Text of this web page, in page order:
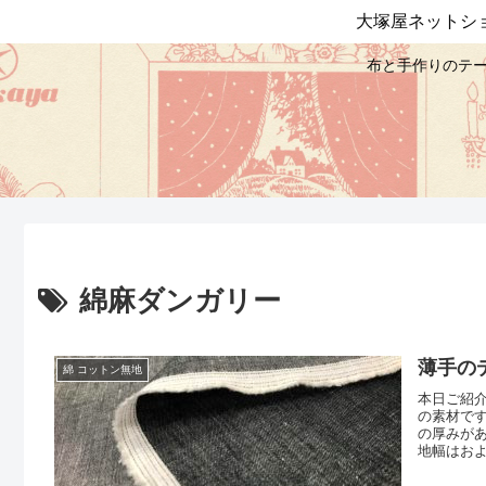
布と手作りのテ
大塚屋ネットシ
綿麻ダンガリー
綿 コットン無地 薄手の
本日ご紹
の素材で
の厚みが
地幅はお